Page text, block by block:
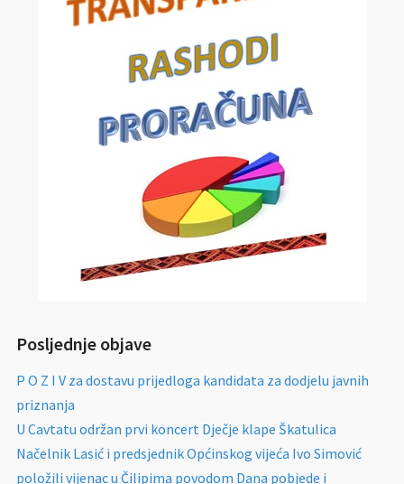
Posljednje objave
P O Z I V za dostavu prijedloga kandidata za dodjelu javnih
priznanja
U Cavtatu održan prvi koncert Dječje klape Škatulica
Načelnik Lasić i predsjednik Općinskog vijeća Ivo Simović
položili vijenac u Čilipima povodom Dana pobjede i